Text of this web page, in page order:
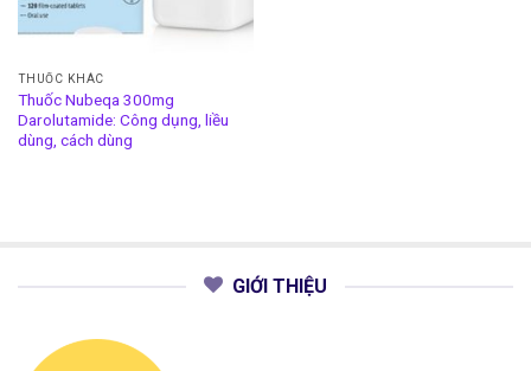
THUỐC KHÁC
Thuốc Nubeqa 300mg
Darolutamide: Công dụng, liều
dùng, cách dùng
GIỚI THIỆU